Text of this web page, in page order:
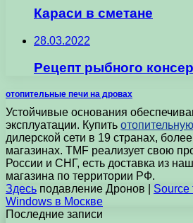
Караси в сметане
28.03.2022
Рецепт рыбного
отопительные печи на дровах
Устойчивые основания
эксплуатации. Купить
дилерской сети в 19 странах,
магазинах. TMF реализует свою
России и СНГ, есть доставка из
магазина по территории РФ.
Здесь подавление Дронов | Source
Windows в Москве
Последние записи